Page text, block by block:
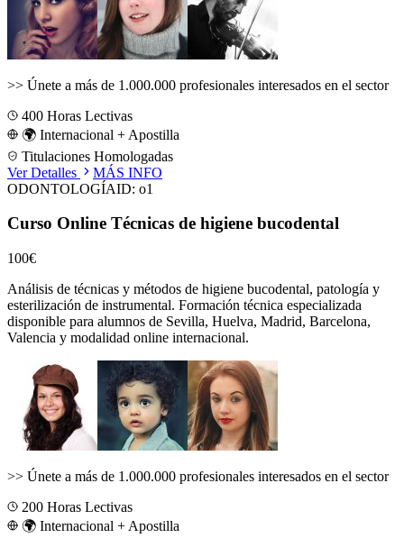
>> Únete a más de 1.000.000 profesionales interesados en el sector
400 Horas Lectivas
🌍 Internacional + Apostilla
Titulaciones Homologadas
Ver Detalles
MÁS INFO
ODONTOLOGÍAID: o1
Curso Online Técnicas de higiene bucodental
100€
Análisis de técnicas y métodos de higiene bucodental, patología y
esterilización de instrumental. Formación técnica especializada
disponible para alumnos de Sevilla, Huelva, Madrid, Barcelona,
Valencia y modalidad online internacional.
>> Únete a más de 1.000.000 profesionales interesados en el sector
200 Horas Lectivas
🌍 Internacional + Apostilla